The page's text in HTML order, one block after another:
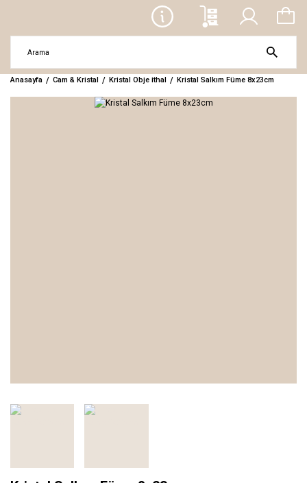
Anasayfa Cam & Kristal Kristal Obje ithal Kristal Salkım Füme 8x23cm